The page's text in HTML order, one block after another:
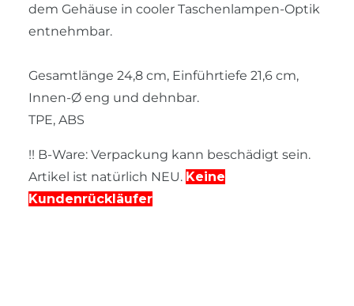
dem Gehäuse in cooler Taschenlampen-Optik
entnehmbar.
Gesamtlänge 24,8 cm, Einführtiefe 21,6 cm,
Innen-Ø eng und dehnbar.
TPE, ABS
!! B-Ware: Verpackung kann beschädigt sein.
Artikel ist natürlich NEU. Keine
Kundenrückläufer